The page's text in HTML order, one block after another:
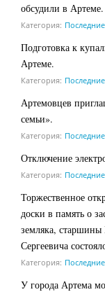
обсудили в Артеме.
Категория:
Подготовка к
Артеме.
Категория:
Артемовцев
семьи».
Категория:
Отключение
Категория:
Торжественное
доски в память о
земляка,
Сергеевича
Категория:
У города Артема